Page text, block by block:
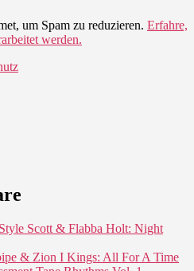
um Spam zu reduzieren. Erfahre,
werden.
Scott & Flabba Holt: Night
& Zion I Kings: All For A Time